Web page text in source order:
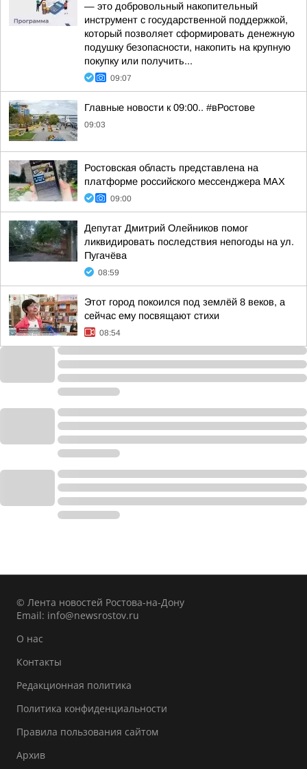
— это добровольный накопительный
инструмент с государственной поддержкой,
который позволяет сформировать денежную
подушку безопасности, накопить на крупную
покупку или получить...
09:07
Главные новости к 09:00.. #вРостове
09:03
Ростовская область представлена на
платформе российского мессенджера МАХ
09:00
Депутат Дмитрий Олейников помог
ликвидировать последствия непогоды на ул.
Пугачёва
08:59
Этот город покоился под землёй 8 веков, а
сейчас ему посвящают стихи
08:54
© Лента новостей Ростова-на-Дону
Email: info@newsrostov.ru
О нас
Контакты
Редакционная политика
Политика конфиденциальности
Правила пользования сайтом
Архив